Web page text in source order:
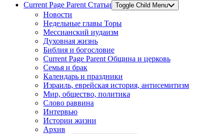
Current Page Parent Статьи Toggle Child Menu
Новости
Недельные главы Торы
Мессианский иудаизм
Духовная жизнь
Библия и богословие
Current Page Parent Община и церковь
Семья и брак
Календарь и праздники
Израиль, еврейская история, антисемитизм
Мир, общество, политика
Слово раввина
Интервью
Истории жизни
Архив